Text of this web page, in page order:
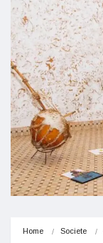
Home Societe